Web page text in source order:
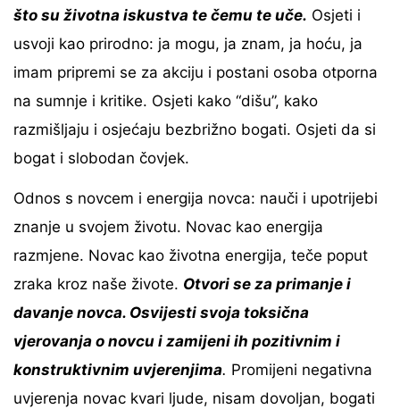
što su životna iskustva te čemu te uče. Osjeti i
usvoji kao prirodno: ja mogu, ja znam, ja hoću, ja
imam pripremi se za akciju i postani osoba otporna
na sumnje i kritike. Osjeti kako “dišu”, kako
razmišljaju i osjećaju bezbrižno bogati. Osjeti da si
bogat i slobodan čovjek.
Odnos s novcem i energija novca: nauči i upotrijebi
znanje u svojem životu. Novac kao energija
razmjene. Novac kao životna energija, teče poput
zraka kroz naše živote. Otvori se za primanje i
davanje novca. Osvijesti svoja toksična
vjerovanja o novcu i zamijeni ih pozitivnim i
konstruktivnim uvjerenjima. Promijeni negativna
uvjerenja novac kvari ljude, nisam dovoljan, bogati